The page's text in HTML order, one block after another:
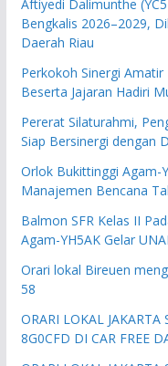
Aftiyedi Dalimunthe
Bengkalis 2026–2029,
Daerah Riau
Perkokoh Sinergi
Beserta Jajaran Hadiri
Pererat Silaturahmi,
Siap Bersinergi dengan
Orlok Bukittinggi Agam-
Manajemen Bencana
Balmon SFR Kelas II
Agam-YH5AK Gelar
Orari lokal Bireuen
58
ORARI LOKAL JAKARTA
8G0CFD DI CAR FREE